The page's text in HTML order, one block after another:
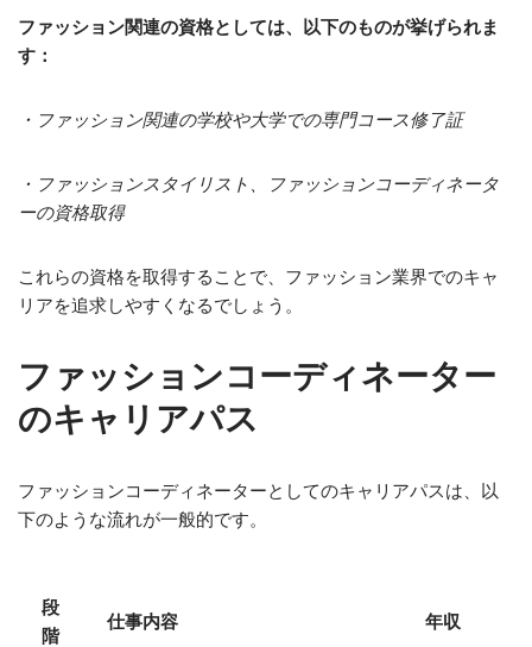
ファッション関連の資格としては、以下のものが挙げられま
す：
・ファッション関連の学校や大学での専門コース修了証
・ファッションスタイリスト、ファッションコーディネータ
ーの資格取得
これらの資格を取得することで、ファッション業界でのキャ
リアを追求しやすくなるでしょう。
ファッションコーディネーター
のキャリアパス
ファッションコーディネーターとしてのキャリアパスは、以
下のような流れが一般的です。
段
階
仕事内容 年収